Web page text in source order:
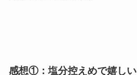
感想①：塩分控えめで嬉しい